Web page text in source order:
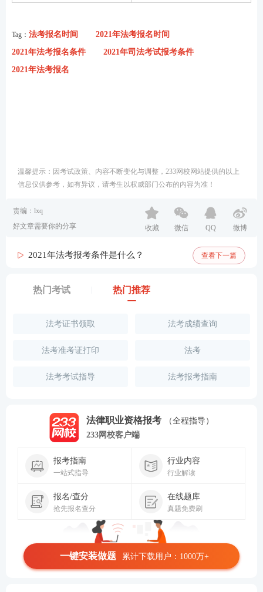
Tag： 法考报名时间
2021年法考报名时间
2021年法考报名条件
2021年司法考试报考条件
2021年法考报名
温馨提示：因考试政策、内容不断变化与调整，233网校网站提供的以上
信息仅供参考，如有异议，请考生以权威部门公布的内容为准！
责编：lxq
好文章需要你的分享
收藏 微信 QQ 微博
2021年法考报考条件是什么？ 查看下一篇
热门考试 热门推荐
法考证书领取 法考成绩查询
法考准考证打印 法考
法考考试指导 法考报考指南
法律职业资格报考
（全程指导）
233网校客户端
报考指南
一站式指导
行业内容
行业解读
报名/查分
抢先报名查分
在线题库
真题免费刷
一键安装做题 累计下载用户：1000万+